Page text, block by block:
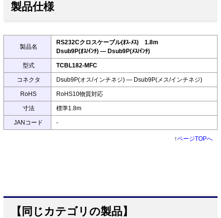
製品仕様
製品名
RS232Cクロスケーブル(ｵｽ-ﾒｽ) 1.8m
Dsub9P(ｵｽ/ｲﾝﾁ) ― Dsub9P(ﾒｽ/ｲﾝﾁ)
型式 TCBL182-MFC
コネクタ Dsub9P(オス/インチネジ) ― Dsub9P(メス/インチネジ)
RoHS RoHS10物質対応
寸法 標準1.8m
JANコード -
↑ページTOPへ
【同じカテゴリの製品】